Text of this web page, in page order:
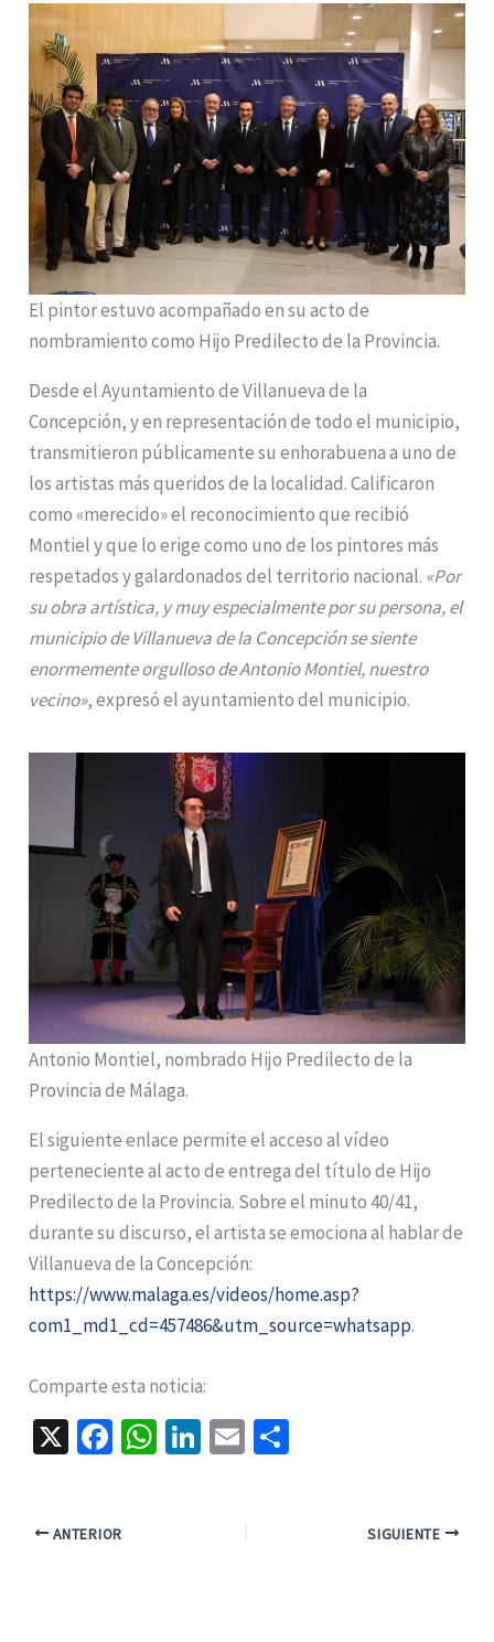
El pintor estuvo acompañado en su acto de
nombramiento como Hijo Predilecto de la Provincia.
Desde el Ayuntamiento de Villanueva de la
Concepción, y en representación de todo el municipio,
transmitieron públicamente su enhorabuena a uno de
los artistas más queridos de la localidad. Calificaron
como «merecido» el reconocimiento que recibió
Montiel y que lo erige como uno de los pintores más
respetados y galardonados del territorio nacional. «Por
su obra artística, y muy especialmente por su persona, el
municipio de Villanueva de la Concepción se siente
enormemente orgulloso de Antonio Montiel, nuestro
vecino», expresó el ayuntamiento del municipio.
Antonio Montiel, nombrado Hijo Predilecto de la
Provincia de Málaga.
El siguiente enlace permite el acceso al vídeo
perteneciente al acto de entrega del título de Hijo
Predilecto de la Provincia. Sobre el minuto 40/41,
durante su discurso, el artista se emociona al hablar de
Villanueva de la Concepción:
https://www.malaga.es/videos/home.asp?
com1_md1_cd=457486&utm_source=whatsapp.
Comparte esta noticia:
X
Fa
o
W Li E
l
ANTERIOR SIGUIENTE